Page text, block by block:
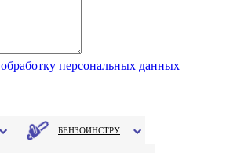
обработку персональных данных